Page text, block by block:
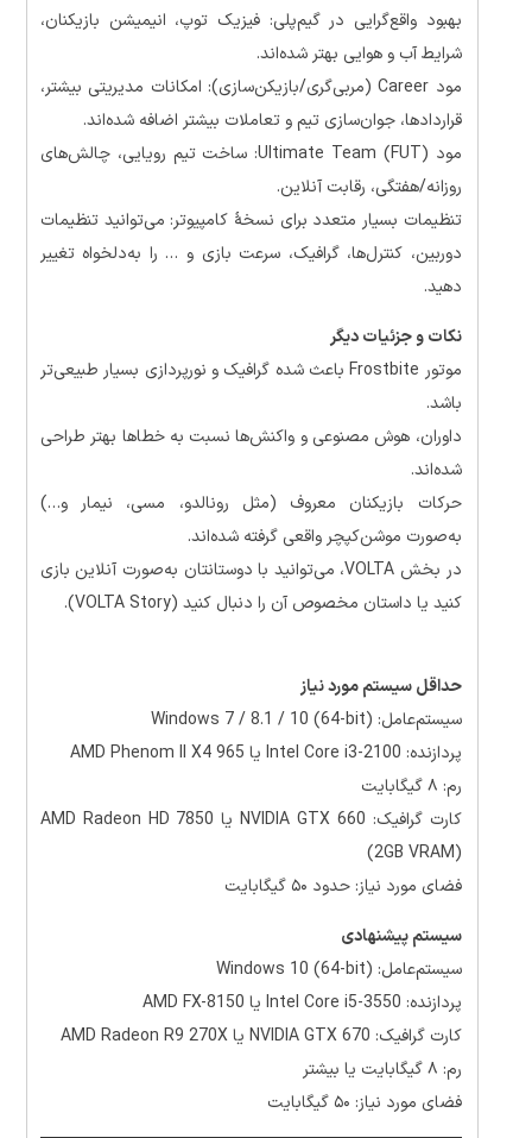
بهبود واقع‌گرایی در گیم‌پلی: فیزیک توپ، انیمیشن بازیکنان،
شرایط آب و هوایی بهتر شده‌اند.
مود Career (مربی‌گری/بازیکن‌سازی): امکانات مدیریتی بیشتر،
قراردادها، جوان‌سازی تیم و تعاملات بیشتر اضافه شده‌اند.
مود Ultimate Team (FUT): ساخت تیم رویایی، چالش‌های
روزانه/هفتگی، رقابت آنلاین.
تنظیمات بسیار متعدد برای نسخهٔ کامپیوتر: می‌توانید تنظیمات
دوربین، کنترل‌ها، گرافیک، سرعت بازی و … را به‌دلخواه تغییر
دهید.
نکات و جزئیات دیگر
موتور Frostbite باعث شده گرافیک و نورپردازی بسیار طبیعی‌تر
باشد.
داوران، هوش مصنوعی و واکنش‌ها نسبت به خطاها بهتر طراحی
شده‌اند.
حرکات بازیکنان معروف (مثل رونالدو، مسی، نیمار و…)
به‌صورت موشن‌کپچر واقعی گرفته شده‌اند.
در بخش VOLTA، می‌توانید با دوستانتان به‌صورت آنلاین بازی
کنید یا داستان مخصوص آن را دنبال کنید (VOLTA Story).
حداقل سیستم مورد نیاز
سیستم‌عامل: Windows 7 / 8.1 / 10 (64-bit)
پردازنده: Intel Core i3-2100 یا AMD Phenom II X4 965
رم: ۸ گیگابایت
کارت گرافیک: NVIDIA GTX 660 یا AMD Radeon HD 7850
(2GB VRAM)
فضای مورد نیاز: حدود ۵۰ گیگابایت
سیستم پیشنهادی
سیستم‌عامل: Windows 10 (64-bit)
پردازنده: Intel Core i5-3550 یا AMD FX-8150
کارت گرافیک: NVIDIA GTX 670 یا AMD Radeon R9 270X
رم: ۸ گیگابایت یا بیشتر
فضای مورد نیاز: ۵۰ گیگابایت